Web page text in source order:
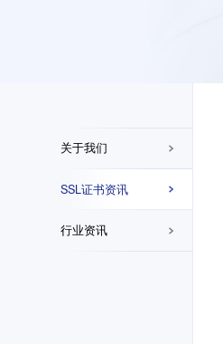
关于我们
SSL证书资讯
行业资讯